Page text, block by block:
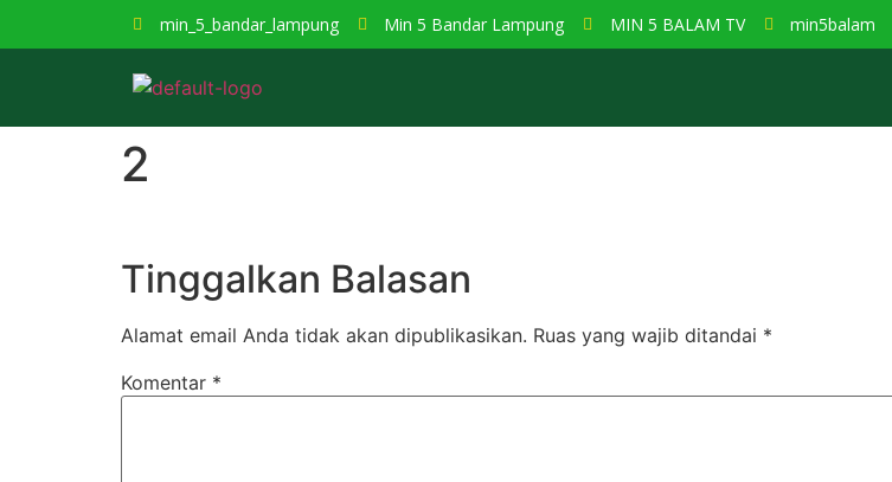
min_5_bandar_lampung Min 5 Bandar Lampung MIN 5 BALAM TV min5balam
2
Tinggalkan Balasan
Alamat email Anda tidak akan dipublikasikan. Ruas yang wajib ditandai *
Komentar *